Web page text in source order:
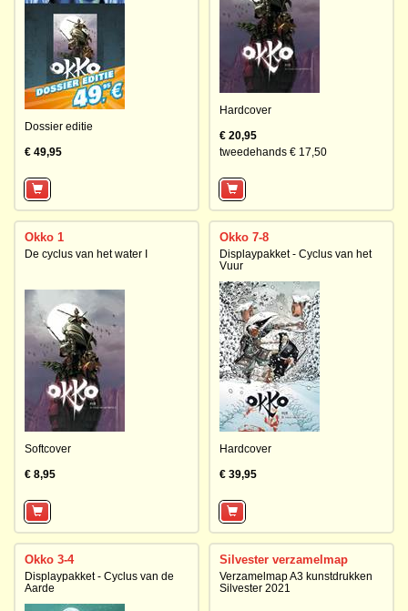
Dossier editie
€ 49,95
Hardcover
€ 20,95
tweedehands € 17,50
Okko 1
De cyclus van het water I
Softcover
€ 8,95
Okko 7-8
Displaypakket - Cyclus van het
Vuur
Hardcover
€ 39,95
Okko 3-4
Displaypakket - Cyclus van de
Aarde
Silvester verzamelmap
Verzamelmap A3 kunstdrukken
Silvester 2021